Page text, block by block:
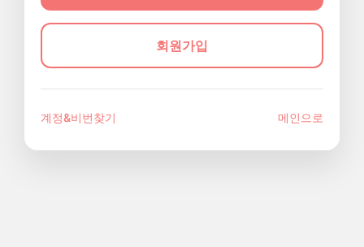
회원가입
계정&비번찾기 메인으로